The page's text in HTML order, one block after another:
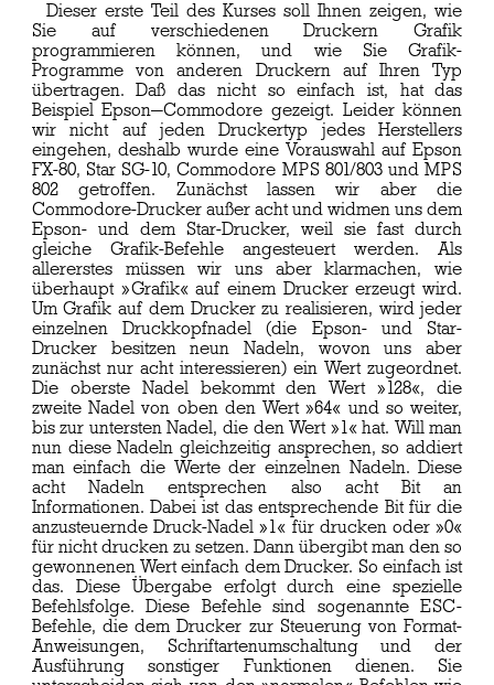
Dieser erste Teil des Kurses soll Ihnen zeigen, wie
Sie auf verschiedenen Druckern Grafik
programmieren können, und wie Sie Grafik-
Programme von anderen Druckern auf Ihren Typ
übertragen. Daß das nicht so einfach ist, hat das
Beispiel Epson—Commodore gezeigt. Leider können
wir nicht auf jeden Druckertyp jedes Herstellers
eingehen, deshalb wurde eine Vorauswahl auf Epson
FX-80, Star SG-10, Commodore MPS 801/803 und MPS
802 getroffen. Zunächst lassen wir aber die
Commodore-Drucker außer acht und widmen uns dem
Epson- und dem Star-Drucker, weil sie fast durch
gleiche Grafik-Befehle angesteuert werden. Als
allererstes müssen wir uns aber klarmachen, wie
überhaupt »Grafik« auf einem Drucker erzeugt wird.
Um Grafik auf dem Drucker zu realisieren, wird jeder
einzelnen Druckkopfnadel (die Epson- und Star-
Drucker besitzen neun Nadeln, wovon uns aber
zunächst nur acht interessieren) ein Wert zugeordnet.
Die oberste Nadel bekommt den Wert »128«, die
zweite Nadel von oben den Wert »64« und so weiter,
bis zur untersten Nadel, die den Wert »1« hat. Will man
nun diese Nadeln gleichzeitig ansprechen, so addiert
man einfach die Werte der einzelnen Nadeln. Diese
acht Nadeln entsprechen also acht Bit an
Informationen. Dabei ist das entsprechende Bit für die
anzusteuernde Druck-Nadel »1« für drucken oder »0«
für nicht drucken zu setzen. Dann übergibt man den so
gewonnenen Wert einfach dem Drucker. So einfach ist
das. Diese Übergabe erfolgt durch eine spezielle
Befehlsfolge. Diese Befehle sind sogenannte ESC-
Befehle, die dem Drucker zur Steuerung von Format-
Anweisungen, Schriftartenumschaltung und der
Ausführung sonstiger Funktionen dienen. Sie